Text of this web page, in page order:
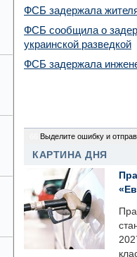
ФСБ задержала
ФСБ сообщила о
украинской разведкой
ФСБ задержала
Выделите ошибку и
КАРТИНА ДНЯ